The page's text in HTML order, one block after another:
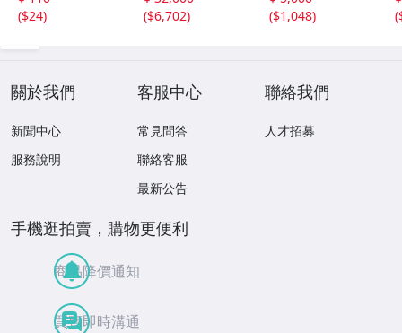
($24)
ブレスレット 縞
瑪瑙 古玩 アンテ
($6,702)
品 古美術 古玉 彫
刻 時代物 魔除け
($1,048)
(
關於我們
新聞中心
服務說明
客服中心
常見問答
聯絡客服
最新公告
聯絡我們
人才招募
手機逛拍賣，購物更便利
商品降價通知
買賣即時溝通